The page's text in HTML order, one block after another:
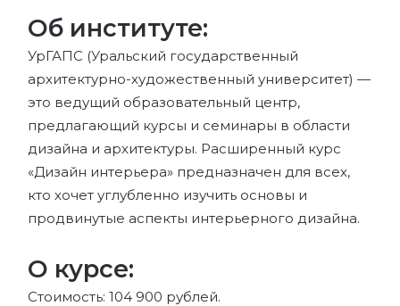
Об институте:
УрГАПС (Уральский государственный
архитектурно-художественный университет) —
это ведущий образовательный центр,
предлагающий курсы и семинары в области
дизайна и архитектуры. Расширенный курс
«Дизайн интерьера» предназначен для всех,
кто хочет углубленно изучить основы и
продвинутые аспекты интерьерного дизайна.
О курсе:
Стоимость: 104 900 рублей.